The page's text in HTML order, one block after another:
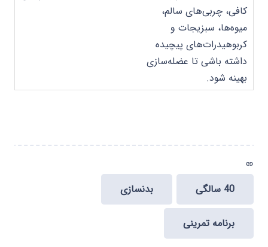
کافی، چربی‌های سالم،
میوه‌ها، سبزیجات و
کربوهیدرات‌های پیچیده
داشته باشی تا عضله‌سازی
بهینه شود.
link
40 سالگی بدنسازی
برنامه تمرینی